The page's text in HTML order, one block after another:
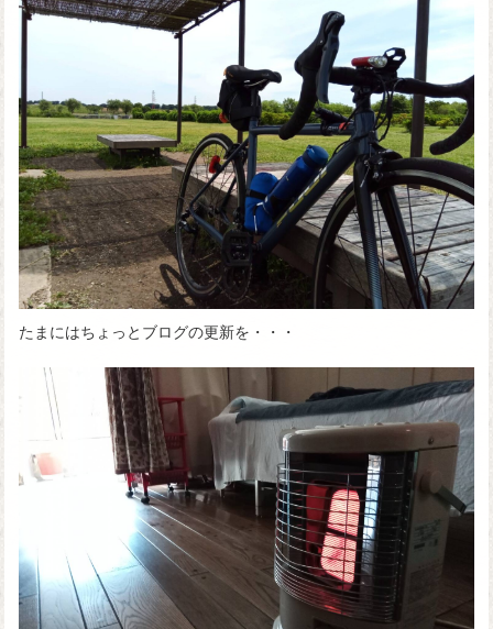
たまにはちょっとブログの更新を・・・